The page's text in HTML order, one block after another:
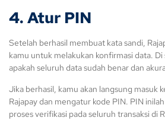
4. Atur PIN
Setelah berhasil membuat kata sandi,
kamu untuk melakukan konfirmasi data.
apakah seluruh data sudah benar dan
Jika berhasil, kamu akan langsung masuk
Rajapay dan mengatur kode PIN. PIN
proses verifikasi pada seluruh transaksi di